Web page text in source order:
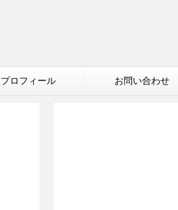
プロフィール お問い合わせ